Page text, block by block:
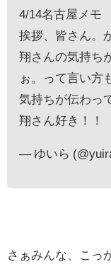
4/14名古屋メモ
挨拶、皆さん。
翔さんの気持ち
ぉ。って言い方
気持ちが伝わっ
翔さん好き！！
— ゆいら
さぁみんな、こっ